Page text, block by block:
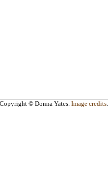
Copyright © Donna Yates. Image credits